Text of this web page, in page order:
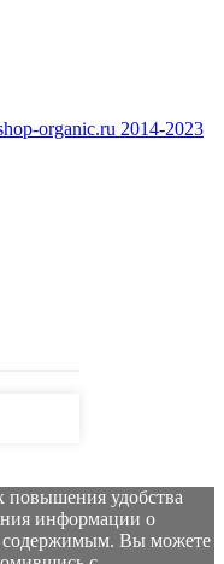
organic.ru 2014-2023
удобства
информации о
содержимым. Вы можете